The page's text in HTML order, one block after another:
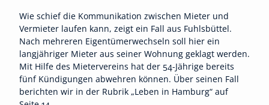
Wie schief die Kommunikation zwischen Mieter und
Vermieter laufen kann, zeigt ein Fall aus Fuhlsbüttel.
Nach mehreren Eigentümerwechseln soll hier ein
langjähriger Mieter aus seiner Wohnung geklagt werden.
Mit Hilfe des Mietervereins hat der 54-Jährige bereits
fünf Kündigungen abwehren können. Über seinen Fall
berichten wir in der Rubrik „Leben in Hamburg“ auf